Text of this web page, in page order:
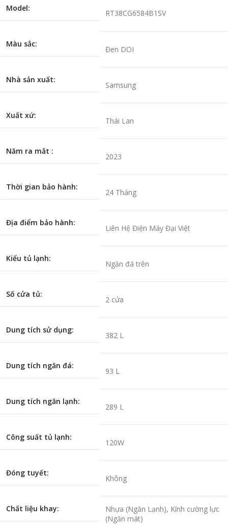
Model:
RT38CG6584B1SV
Màu sắc:
Đen DOI
Nhà sản xuất:
Samsung
Xuất xứ:
Thái Lan
Năm ra mắt :
2023
Thời gian bảo hành:
24 Tháng
Địa điểm bảo hành:
Liên Hệ Điện Máy Đại Việt
Kiểu tủ lạnh:
Ngăn đá trên
Số cửa tủ:
2 cửa
Dung tích sử dụng:
382 L
Dung tích ngăn đá:
93 L
Dung tích ngăn lạnh:
289 L
Công suất tủ lạnh:
120W
Đóng tuyết:
Không
Chất liệu khay:
Nhựa (Ngăn Lạnh), Kính cường lực
(Ngăn mát)